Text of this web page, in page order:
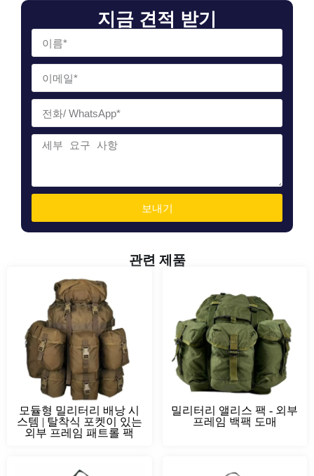
지금 견적 받기
보내기
관련 제품
모듈형 밀리터리 배낭 시
스템 | 탈착식 포켓이 있는
외부 프레임 패트롤 팩
밀리터리 앨리스 팩 - 외부
프레임 백팩 도매